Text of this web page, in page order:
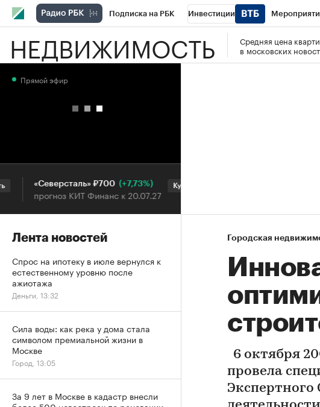
Подписка на РБК Инвестиции
РБК Вино Спорт Школа управления РБК РБК
НЕДВИЖИМОСТЬ
Средняя цена
в московских
Городская
6 октября
провела
Экспертного
Прямой эфир
«Северсталь» ₽700 (+7,73%)
прогноз КИТ Финанс к 20.07.27
Купить
Лента новостей
Спрос на ипотеку в июле вернулся к
естественному уровню после
ажиотажа
Деньги, 13:32
Сила воды: как река у дома стала
символом премиальной жизни в
Москве
Город, 13:05
За 9 лет в Москве в кадастр внесли